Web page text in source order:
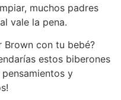
muchos padres
vale la pena.
Brown con tu bebé?
estos biberones
y